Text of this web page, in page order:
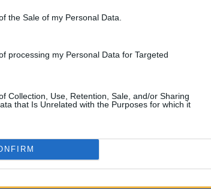
the Sale of my Personal Data.
processing my Personal Data for Targeted
Collection, Use, Retention, Sale, and/or Sharing
that Is Unrelated with the Purposes for which it